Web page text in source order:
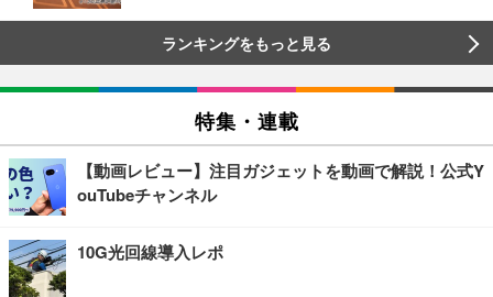
ランキングをもっと見る
特集・連載
【動画レビュー】注目ガジェットを動画で解説！公式Y
ouTubeチャンネル
10G光回線導入レポ